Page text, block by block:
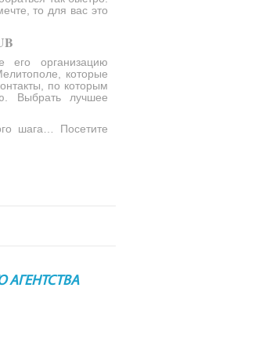
то для вас это
его организацию
которые
по которым
Выбрать лучшее
шага… Посетите
АГЕНТСТВА